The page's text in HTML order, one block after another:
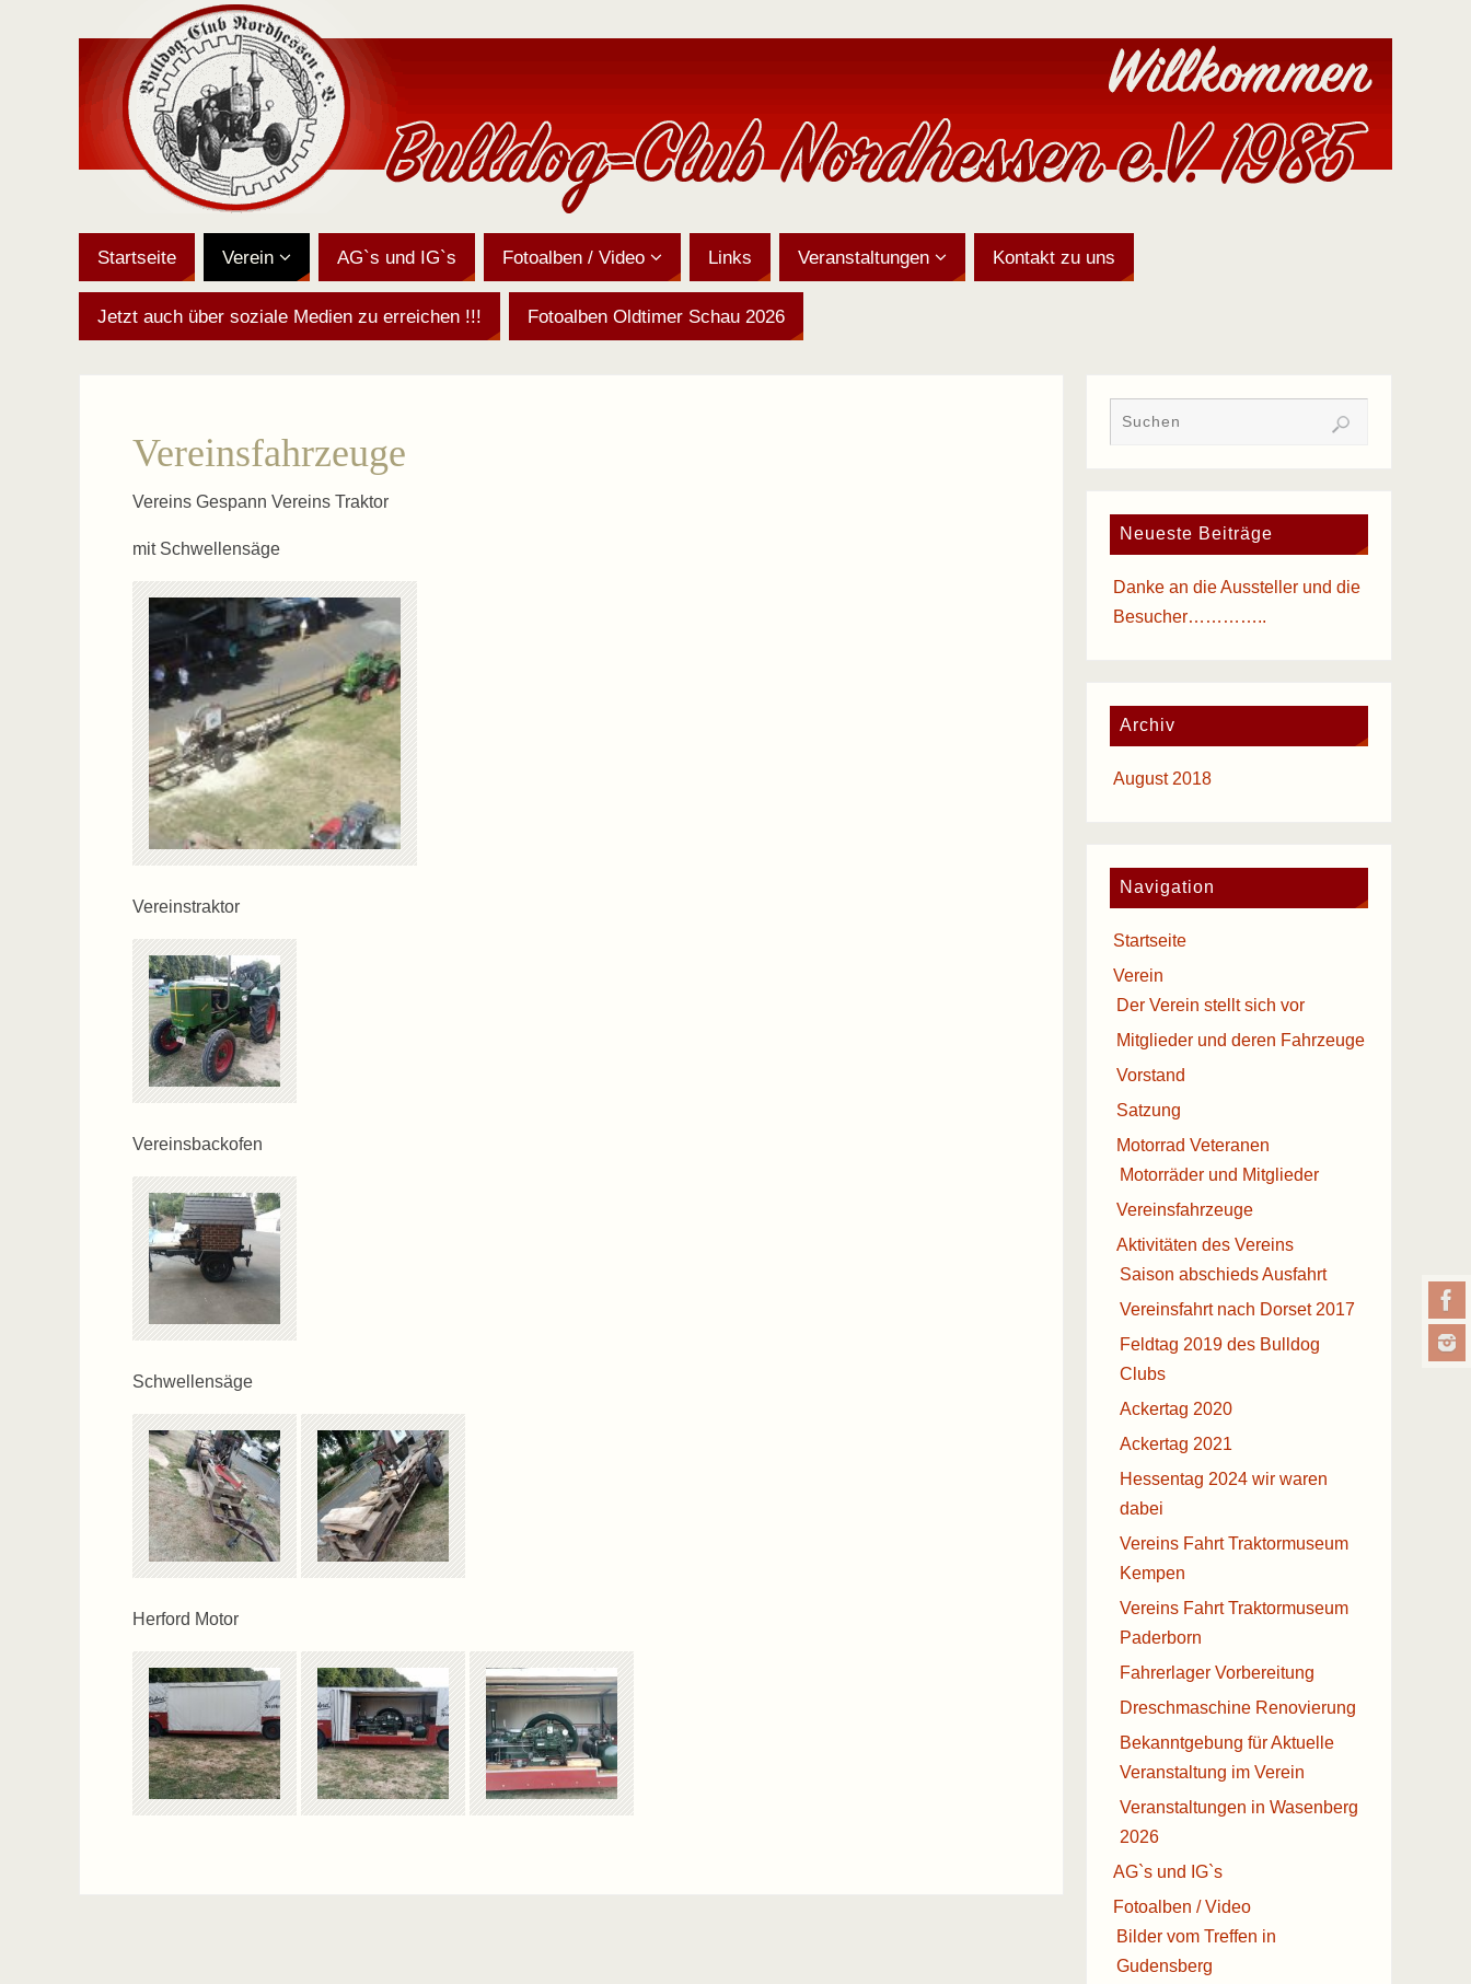
Startseite Verein AG`s und IG`s Fotoalben / Video Links Veranstaltungen Kontakt zu uns
Jetzt auch über soziale Medien zu erreichen !!! Fotoalben Oldtimer Schau 2026
Vereinsfahrzeuge
Vereins Gespann Vereins Traktor
mit Schwellensäge
Vereinstraktor
Vereinsbackofen
Schwellensäge
Herford Motor
Neueste Beiträge
Danke an die Aussteller und die
Besucher…………..
Archiv
August 2018
Navigation
Startseite
Verein
Der Verein stellt sich vor
Mitglieder und deren Fahrzeuge
Vorstand
Satzung
Motorrad Veteranen
Motorräder und Mitglieder
Vereinsfahrzeuge
Aktivitäten des Vereins
Saison abschieds Ausfahrt
Vereinsfahrt nach Dorset 2017
Feldtag 2019 des Bulldog
Clubs
Ackertag 2020
Ackertag 2021
Hessentag 2024 wir waren
dabei
Vereins Fahrt Traktormuseum
Kempen
Vereins Fahrt Traktormuseum
Paderborn
Fahrerlager Vorbereitung
Dreschmaschine Renovierung
Bekanntgebung für Aktuelle
Veranstaltung im Verein
Veranstaltungen in Wasenberg
2026
AG`s und IG`s
Fotoalben / Video
Bilder vom Treffen in
Gudensberg